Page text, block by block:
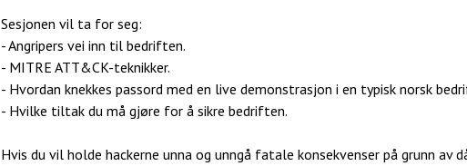
Sesjonen vil ta for seg:
- Angripers vei inn til bedriften.
- MITRE ATT&CK-teknikker.
- Hvordan knekkes passord med en live demonstrasjon i en typisk norsk
- Hvilke tiltak du må gjøre for å sikre bedriften.
Hvis du vil holde hackerne unna og unngå fatale konsekvenser på grunn av